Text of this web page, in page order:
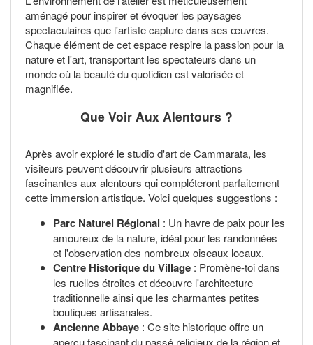
aménagé pour inspirer et évoquer les paysages
spectaculaires que l'artiste capture dans ses œuvres.
Chaque élément de cet espace respire la passion pour la
nature et l'art, transportant les spectateurs dans un
monde où la beauté du quotidien est valorisée et
magnifiée.
Que Voir Aux Alentours ?
Après avoir exploré le studio d'art de Cammarata, les
visiteurs peuvent découvrir plusieurs attractions
fascinantes aux alentours qui compléteront parfaitement
cette immersion artistique. Voici quelques suggestions :
Parc Naturel Régional : Un havre de paix pour les
amoureux de la nature, idéal pour les randonnées
et l'observation des nombreux oiseaux locaux.
Centre Historique du Village : Promène-toi dans
les ruelles étroites et découvre l'architecture
traditionnelle ainsi que les charmantes petites
boutiques artisanales.
Ancienne Abbaye : Ce site historique offre un
aperçu fascinant du passé religieux de la région et